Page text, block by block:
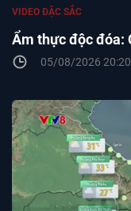
Ẩm thực độc đóa:
VIDEO ĐẶC SẮC
05/08/2026